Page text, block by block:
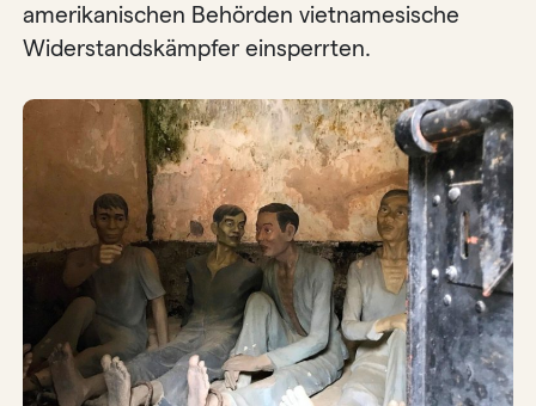
amerikanischen Behörden vietnamesische
Widerstandskämpfer einsperrten.